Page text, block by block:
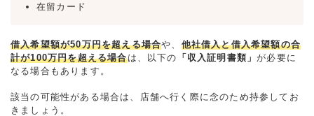
在留カード
借入希望額が50万円を超える場合や、 他社借入と借入希望額の合
計が100万円を超える場合は、以下の 「収入証明書類」が必要に
なる場合もあります。
該当の可能性がある場合は、店舗へ行く際に念のため持参してお
きましょう。